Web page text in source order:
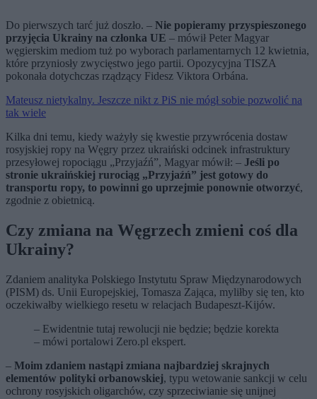
Do pierwszych tarć już doszło. – Nie popieramy przyspieszonego
przyjęcia Ukrainy na członka UE – mówił Peter Magyar
węgierskim mediom tuż po wyborach parlamentarnych 12 kwietnia,
które przyniosły zwycięstwo jego partii. Opozycyjna TISZA
pokonała dotychczas rządzący Fidesz Viktora Orbána.
Mateusz nietykalny. Jeszcze nikt z PiS nie mógł sobie pozwolić na
tak wiele
Kilka dni temu, kiedy ważyły się kwestie przywrócenia dostaw
rosyjskiej ropy na Węgry przez ukraiński odcinek infrastruktury
przesyłowej ropociągu „Przyjaźń”, Magyar mówił: – Jeśli po
stronie ukraińskiej rurociąg „Przyjaźń” jest gotowy do
transportu ropy, to powinni go uprzejmie ponownie otworzyć,
zgodnie z obietnicą.
Czy zmiana na Węgrzech zmieni coś dla
Ukrainy?
Zdaniem analityka Polskiego Instytutu Spraw Międzynarodowych
(PISM) ds. Unii Europejskiej, Tomasza Zająca, myliłby się ten, kto
oczekiwałby wielkiego resetu w relacjach Budapeszt-Kijów.
– Ewidentnie tutaj rewolucji nie będzie; będzie korekta
– mówi portalowi Zero.pl ekspert.
– Moim zdaniem nastąpi zmiana najbardziej skrajnych
elementów polityki orbanowskiej, typu wetowanie sankcji w celu
ochrony rosyjskich oligarchów, czy sprzeciwianie się unijnej